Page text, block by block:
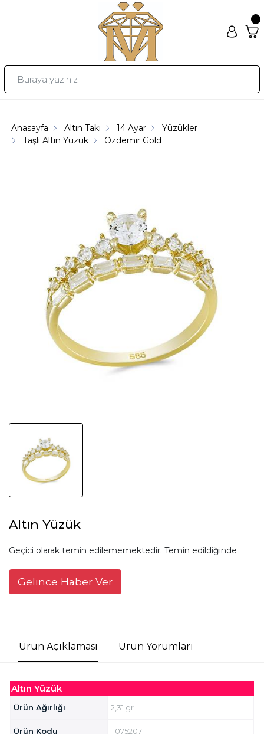
Anasayfa Altın Takı 14 Ayar
Yüzükler
Taşlı Altın Yüzük
Özdemir Gold
Altın Yüzük
Geçici olarak temin edilememektedir. Temin edildiğinde
Gelince Haber Ver
Ürün Açıklaması Ürün Yorumları
Altın Yüzük
Ürün Ağırlığı 2,31 gr
Ürün Kodu T075207